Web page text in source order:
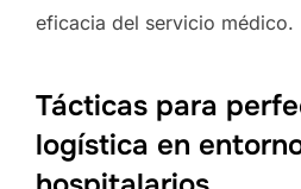
eficacia del servicio médico.
Tácticas para
logística en